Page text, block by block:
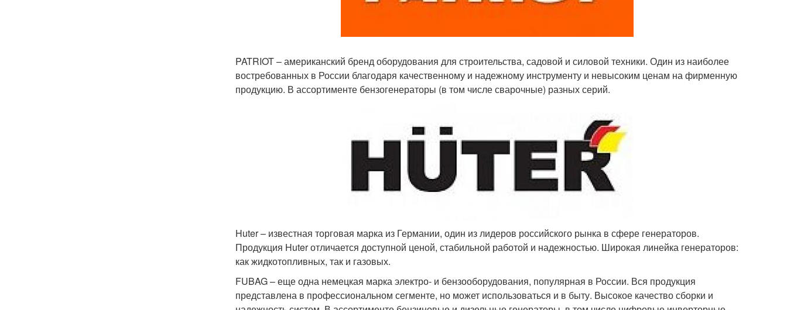
PATRIOT – американский бренд оборудования для строительства, садовой и силовой техники. Один из наиболее
востребованных в России благодаря качественному и надежному инструменту и невысоким ценам на фирменную
продукцию. В ассортименте бензогенераторы (в том числе сварочные) разных серий.
Huter – известная торговая марка из Германии, один из лидеров российского рынка в сфере генераторов.
Продукция Huter отличается доступной ценой, стабильной работой и надежностью. Широкая линейка генераторов:
как жидкотопливных, так и газовых.
FUBAG – еще одна немецкая марка электро- и бензооборудования, популярная в России. Вся продукция
представлена в профессиональном сегменте, но может использоваться и в быту. Высокое качество сборки и